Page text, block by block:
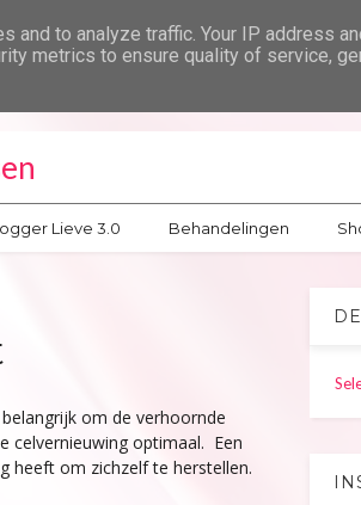
Lieve 3.0 Behandelingen
om de verhoornde
celvernieuwing optimaal. Een
heeft om zichzelf te herstellen.
to analyze traffic. Your IP address
metrics to ensure quality of service,